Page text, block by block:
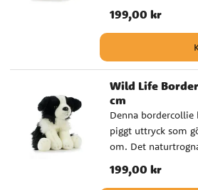
tillsammans med
det till ett fint val
barnfamiljer,
tycker om
naturtrogen
vid dop eller
gosedjur med hög
spädbarn från 0
Pris:199,00 kr
199,00 kr
Wild Life
cm
Denna
piggt uttryck som
om. Det
intryck som lyfter
Pris:199,00 kr
199,00 kr